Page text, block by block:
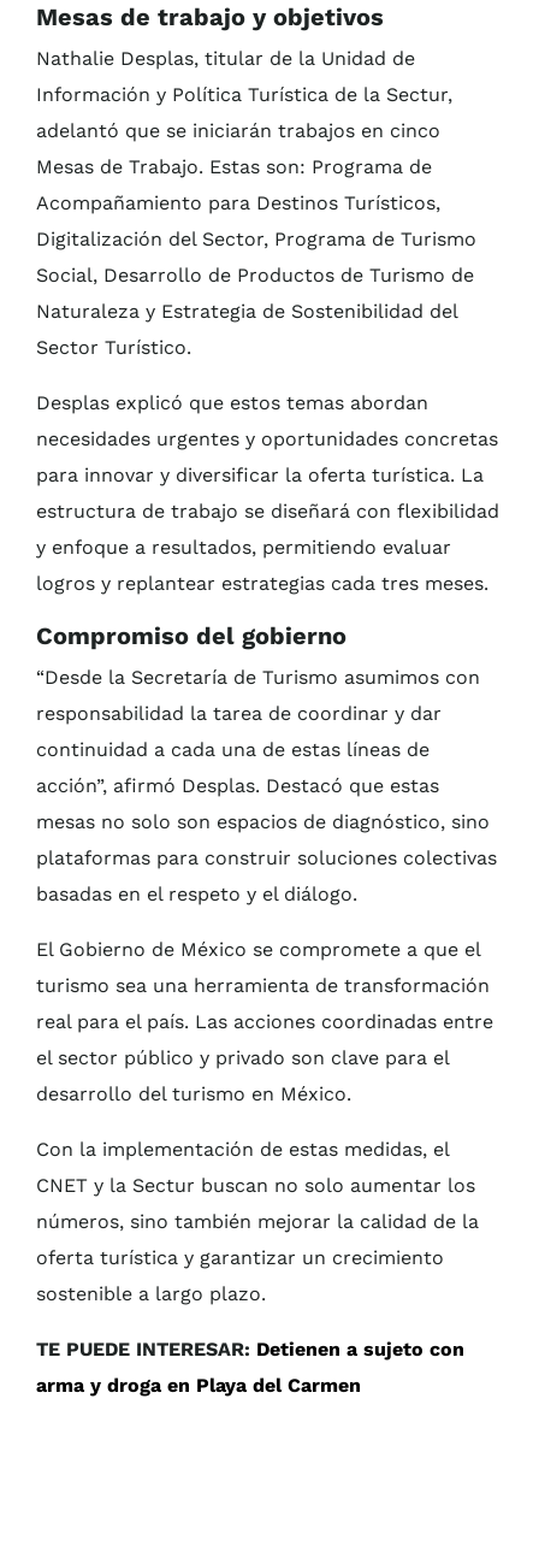
Mesas de trabajo y objetivos
Nathalie Desplas, titular de la Unidad de
Información y Política Turística de la Sectur,
adelantó que se iniciarán trabajos en cinco
Mesas de Trabajo. Estas son: Programa de
Acompañamiento para Destinos Turísticos,
Digitalización del Sector, Programa de Turismo
Social, Desarrollo de Productos de Turismo de
Naturaleza y Estrategia de Sostenibilidad del
Sector Turístico.
Desplas explicó que estos temas abordan
necesidades urgentes y oportunidades concretas
para innovar y diversificar la oferta turística. La
estructura de trabajo se diseñará con flexibilidad
y enfoque a resultados, permitiendo evaluar
logros y replantear estrategias cada tres meses.
Compromiso del gobierno
“Desde la Secretaría de Turismo asumimos con
responsabilidad la tarea de coordinar y dar
continuidad a cada una de estas líneas de
acción”, afirmó Desplas. Destacó que estas
mesas no solo son espacios de diagnóstico, sino
plataformas para construir soluciones colectivas
basadas en el respeto y el diálogo.
El Gobierno de México se compromete a que el
turismo sea una herramienta de transformación
real para el país. Las acciones coordinadas entre
el sector público y privado son clave para el
desarrollo del turismo en México.
Con la implementación de estas medidas, el
CNET y la Sectur buscan no solo aumentar los
números, sino también mejorar la calidad de la
oferta turística y garantizar un crecimiento
sostenible a largo plazo.
TE PUEDE INTERESAR: Detienen a sujeto con
arma y droga en Playa del Carmen